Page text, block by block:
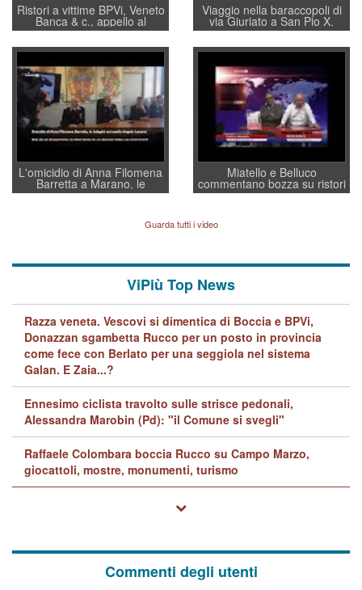
Ristori a vittime BPVi, Veneto
Banca & c., appello al
sottosegretario Alessio
Villarosa: per mettere ordine
convochi con Di Maio CNCU
a supporto della cabina di
regia al Mef
Viaggio nella baraccopoli di
via Giuriato a San Pio X.
Vicenza ai Vicentini: “faremo
un regalo di Natale ai
residenti”
L'omicidio di Anna Filomena
Barretta a Marano, le
indagini dei carabinieri di
Lavarra: più avvincenti di
quelle di... Barbara D'Urso
Miatello e Belluco
commentano bozza su ristori
BPVi e Veneto Banca
Guarda tutti i video
ViPiù Top News
Razza veneta. Vescovi si dimentica di Boccia e BPVi,
Donazzan sgambetta Rucco per un posto in provincia
come fece con Berlato per una seggiola nel sistema
Galan. E Zaia...?
Ennesimo ciclista travolto sulle strisce pedonali,
Alessandra Marobin (Pd): "il Comune si svegli"
Raffaele Colombara boccia Rucco su Campo Marzo,
giocattoli, mostre, monumenti, turismo
Commenti degli utenti